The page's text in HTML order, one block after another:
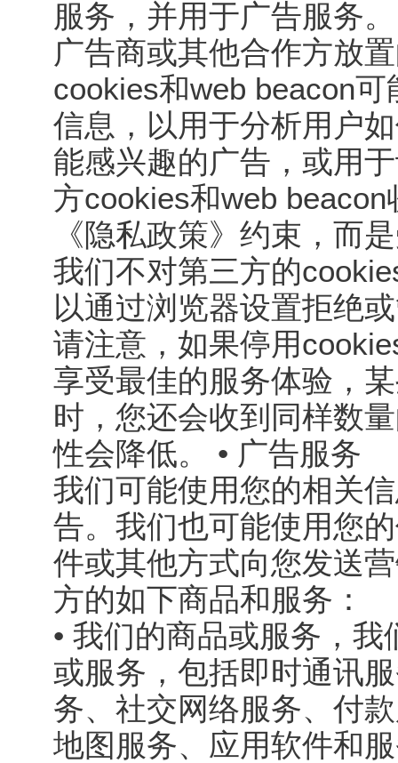
服务，并用于广告服务
广告商或其他合作方放
cookies和web beacon
信息，以用于分析用户
能感兴趣的广告，或用
方cookies和web
《隐私政策》约束，而
我们不对第三方的
以通过浏览器设置拒绝
请注意，如果停用
享受最佳的服务体验，
时，您还会收到同样数
性会降低。 • 广告服务
我们可能使用您的相关
告。我们也可能使用您
件或其他方式向您发送
方的如下商品和服务：
• 我们的商品或服务，
或服务，包括即时通讯
务、社交网络服务、付
地图服务、应用软件和